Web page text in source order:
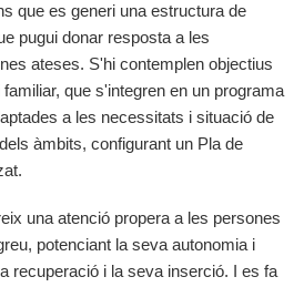
que es generi una estructura de
pugui donar resposta a les
ateses. S'hi contemplen objectius
que s'integren en un programa
a les necessitats i situació de
àmbits, configurant un Pla de
una atenció propera a les persones
potenciant la seva autonomia i
recuperació i la seva inserció. I es fa